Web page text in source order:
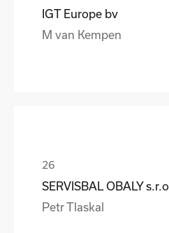
IGT Europe bv
M van Kempen
SERVISBAL OBALY s.r.o.
Petr Tlaskal